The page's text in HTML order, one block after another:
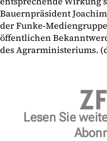
Bauernpräsident
der Funke-
öffentlichen
des Agrarministeriums.
Lesen Sie